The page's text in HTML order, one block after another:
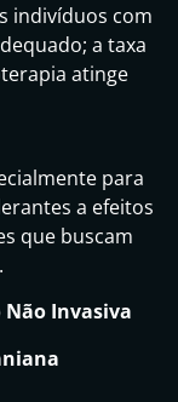
indivíduos com
a taxa
atinge
para
a efeitos
que buscam
Invasiva